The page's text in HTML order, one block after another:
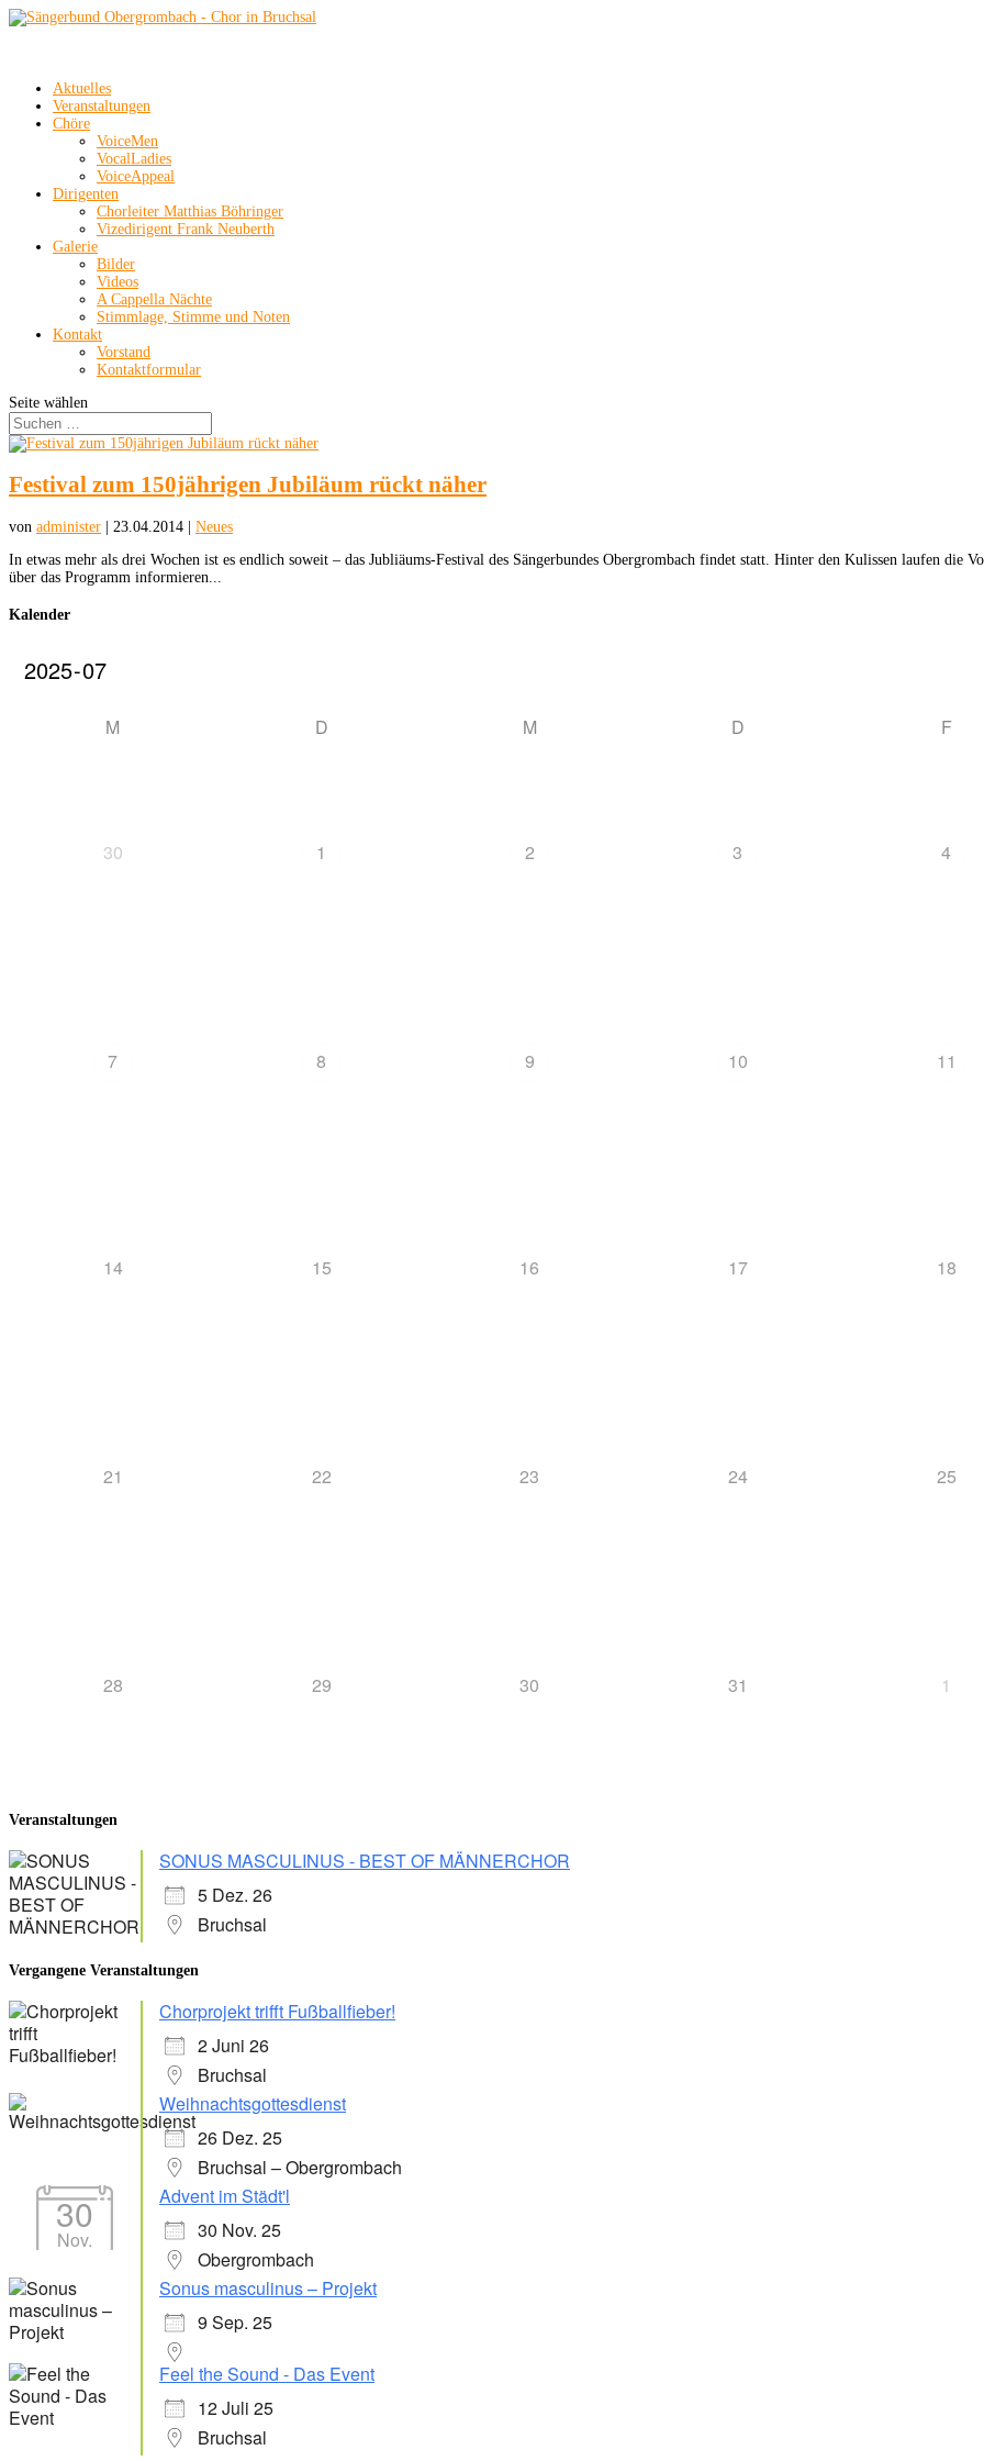
Aktuelles
Veranstaltungen
Chöre
VoiceMen
VocalLadies
VoiceAppeal
Dirigenten
Chorleiter Matthias Böhringer
Vizedirigent Frank Neuberth
Galerie
Bilder
Videos
A Cappella Nächte
Stimmlage, Stimme und Noten
Kontakt
Vorstand
Kontaktformular
Seite wählen
Festival zum 150jährigen Jubiläum rückt näher
von administer 23.04.2014
Neues
In etwas mehr als drei Wochen ist es endlich soweit – das Jubliäums-Festival des Sängerbundes Obergrombach findet statt. Hinter den Kulissen laufen die
über das Programm informieren...
Kalender
M D M D F
30 1 2 3 4
7 8 9 10 11
14 15 16 17 18
21 22 23 24 25
28 29 30 31 1
Veranstaltungen
SONUS MASCULINUS - BEST OF MÄNNERCHOR
5 Dez. 26
Bruchsal
Vergangene Veranstaltungen
Chorprojekt trifft Fußballfieber!
2 Juni 26
Bruchsal
Weihnachtsgottesdienst
26 Dez. 25
Bruchsal – Obergrombach
30
Nov.
Advent im Städt'l
30 Nov. 25
Obergrombach
Sonus masculinus – Projekt
9 Sep. 25
Feel the Sound - Das Event
12 Juli 25
Bruchsal